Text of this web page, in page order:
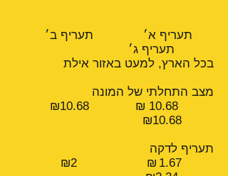
תעריף א׳ תעריף ב׳
תעריף ג׳
בכל הארץ, למעט באזור אילת
מצב התחלתי של המונה
תעריף לדקה